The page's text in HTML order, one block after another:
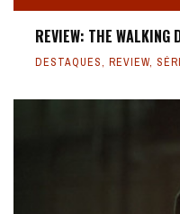
REVIEW: THE
DESTAQUES, REVIEW,